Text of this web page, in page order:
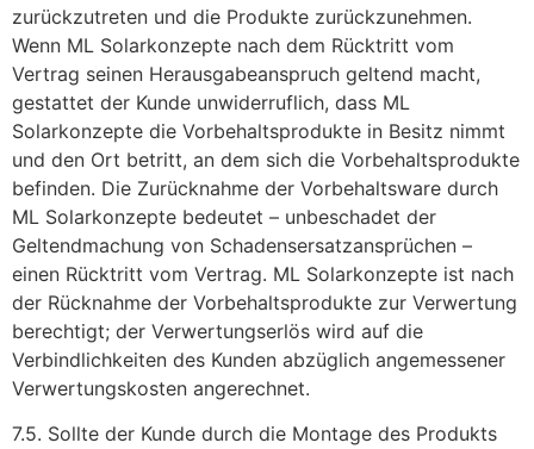
zurückzutreten und die Produkte zurückzunehmen.
Wenn ML Solarkonzepte nach dem Rücktritt vom
Vertrag seinen Herausgabeanspruch geltend macht,
gestattet der Kunde unwiderruflich, dass ML
Solarkonzepte die Vorbehaltsprodukte in Besitz nimmt
und den Ort betritt, an dem sich die Vorbehaltsprodukte
befinden. Die Zurücknahme der Vorbehaltsware durch
ML Solarkonzepte bedeutet – unbeschadet der
Geltendmachung von Schadensersatzansprüchen –
einen Rücktritt vom Vertrag. ML Solarkonzepte ist nach
der Rücknahme der Vorbehaltsprodukte zur Verwertung
berechtigt; der Verwertungserlös wird auf die
Verbindlichkeiten des Kunden abzüglich angemessener
Verwertungskosten angerechnet.
7.5. Sollte der Kunde durch die Montage des Produkts